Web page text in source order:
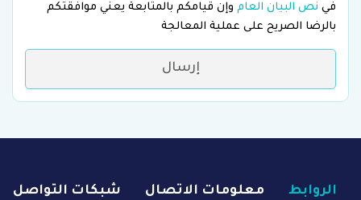
في نص البيان العام وإن قيامكم بالمتابعة يعني موافقتكم
بالرضا الصريح على عملية المعالجة
إرسال
الروابط معلومات الاتصال شبكات التواصل